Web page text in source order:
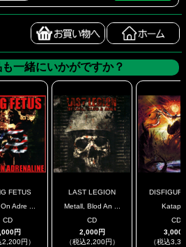
一緒にいかがですか？
FETUS
Adre ...
CD
円
2,200円）
LAST LEGION
Metall, Blod An ...
CD
2,000円
（税込2,200円）
CD
3,000
（税込